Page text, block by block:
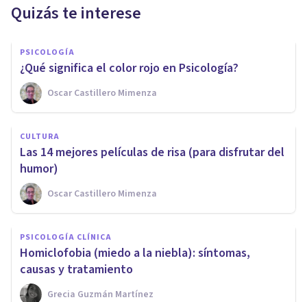
Quizás te interese
PSICOLOGÍA
¿Qué significa el color rojo en Psicología?
Oscar Castillero Mimenza
CULTURA
Las 14 mejores películas de risa (para disfrutar del
humor)
Oscar Castillero Mimenza
PSICOLOGÍA CLÍNICA
Homiclofobia (miedo a la niebla): síntomas,
causas y tratamiento
Grecia Guzmán Martínez